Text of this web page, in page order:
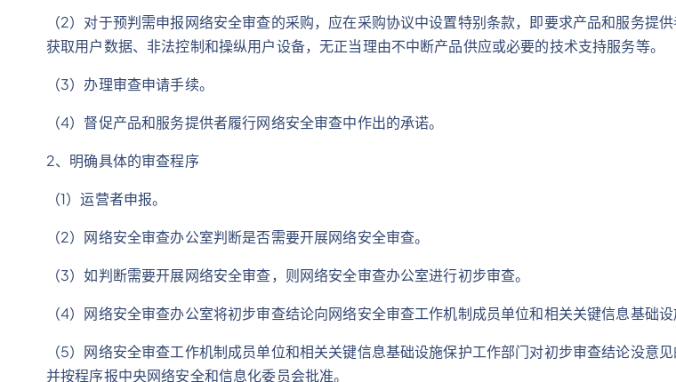
（2）对于预判需申报网络安全审查的采购，应在采购协议中设置特别条款，即要求产品和服务
获取用户数据、非法控制和操纵用户设备，无正当理由不中断产品供应或必要的技术支持服务等。
（3）办理审查申请手续。
（4）督促产品和服务提供者履行网络安全审查中作出的承诺。
2、明确具体的审查程序
（1）运营者申报。
（2）网络安全审查办公室判断是否需要开展网络安全审查。
（3）如判断需要开展网络安全审查，则网络安全审查办公室进行初步审查。
（4）网络安全审查办公室将初步审查结论向网络安全审查工作机制成员单位和相关关键信息基础设
（5）网络安全审查工作机制成员单位和相关关键信息基础设施保护工作部门对初步审查结论没意
并按程序报中央网络安全和信息化委员会批准。